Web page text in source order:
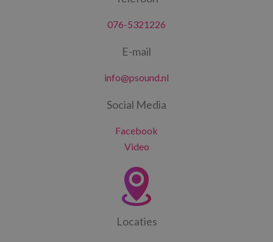
076-5321226
E-mail
info@psound.nl
Social Media
Facebook
Video
Locaties